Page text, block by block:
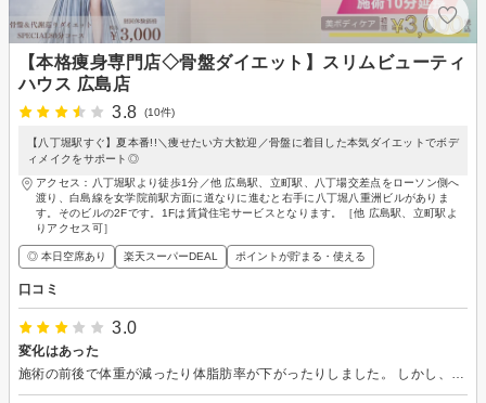
【本格痩身専門店◇骨盤ダイエット】スリムビューティ
ハウス 広島店
3.8
(10件)
【八丁堀駅すぐ】夏本番!!＼痩せたい方大歓迎／骨盤に着目した本気ダイエットでボデ
ィメイクをサポート◎
アクセス：八丁堀駅より徒歩1分／他 広島駅、立町駅、八丁場交差点をローソン側へ
渡り、白島線を女学院前駅方面に道なりに進むと右手に八丁堀八重洲ビルがありま
す。そのビルの2Fです。1Fは賃貸住宅サービスとなります。［他 広島駅、立町駅よ
りアクセス可］
◎ 本日空席あり 楽天スーパーDEAL ポイントが貯まる・使える
口コミ
3.0
変化はあった